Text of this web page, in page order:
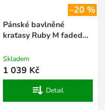
–20 %
Pánské bavlněné
kraťasy Ruby M faded
Skladem
1 039 Kč
Detail